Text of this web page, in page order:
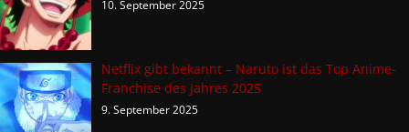
10. September 2025
Netflix gibt bekannt – Naruto ist das Top Anime-
Franchise des Jahres 2025
9. September 2025